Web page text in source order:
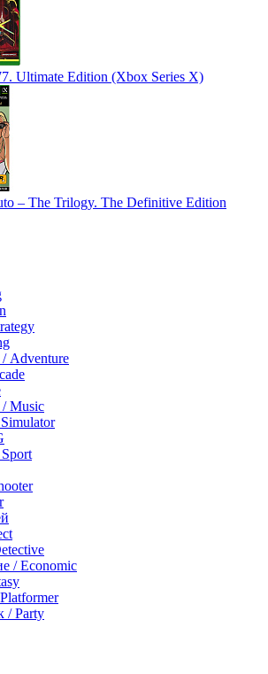
Ultimate Edition (Xbox Series X)
– The Trilogy. The Definitive Edition
Adventure
Music
/ Economic
/ Party